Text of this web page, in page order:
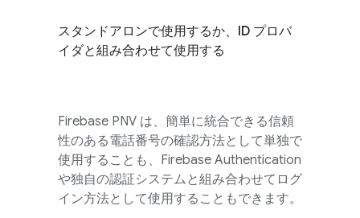
スタンドアロンで使用するか、ID プロバ
イダと組み合わせて使用する
Firebase PNV は、簡単に統合できる信頼
性のある電話番号の確認方法として単独で
使用することも、 Firebase Authentication
や独自の認証システムと組み合わせてログ
イン方法として使用することもできます。